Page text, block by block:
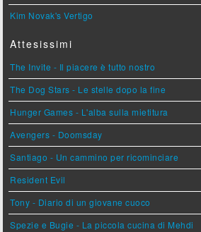
Kim Novak's Vertigo
Attesissimi
The Invite - Il piacere è tutto nostro
The Dog Stars - Le stelle dopo la fine
Hunger Games - L'alba sulla mietitura
Avengers - Doomsday
Santiago - Un cammino per ricominciare
Resident Evil
Tony - Diario di un giovane cuoco
Spezie e Bugie - La piccola cucina di Mehdi